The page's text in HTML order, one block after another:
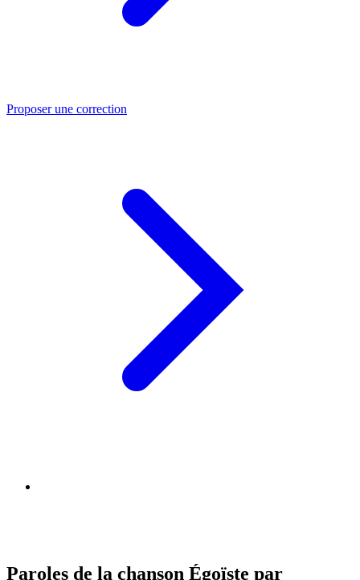
Proposer une correction
Paroles de la chanson Égoïste par